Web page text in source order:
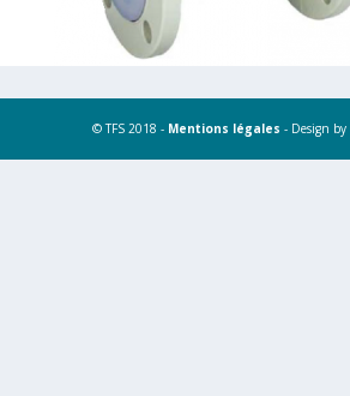
© TFS 2018 - Mentions légales - Design by